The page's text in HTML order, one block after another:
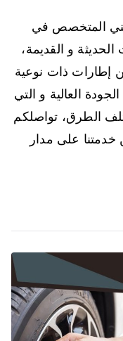
المتخصص في
و القديمة،
إطارات ذات نوعية
العالية و التي
الطرق، تواصلكم
خدمتنا على مدار